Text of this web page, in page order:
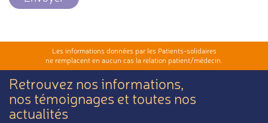
Les informations données par les Patients-solidaires
ne remplacent en aucun cas la relation patient/médecin.
Retrouvez nos informations,
nos témoignages et toutes nos
actualités